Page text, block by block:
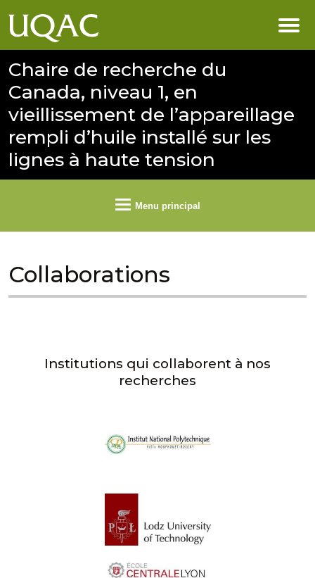
Chaire de recherche du
Canada, niveau 1, en
vieillissement de l’appareillage
rempli d’huile installé sur les
lignes à haute tension
Menu principal
Collaborations
Institutions qui collaborent à nos
recherches